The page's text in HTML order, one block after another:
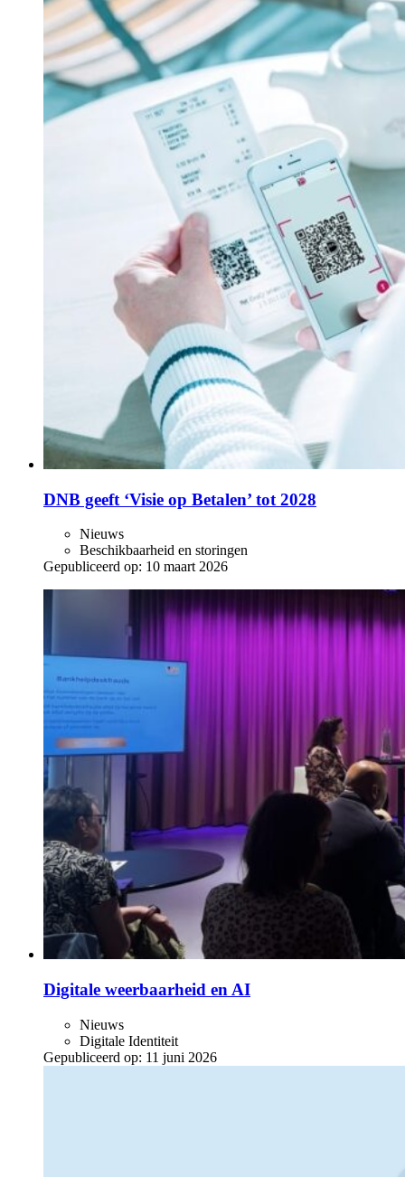
DNB geeft ‘Visie op Betalen’ tot 2028
Nieuws
Beschikbaarheid en storingen
Gepubliceerd op: 10 maart 2026
Digitale weerbaarheid en AI
Nieuws
Digitale Identiteit
Gepubliceerd op: 11 juni 2026